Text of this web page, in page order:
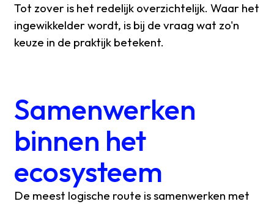
Tot zover is het redelijk overzichtelijk. Waar het
ingewikkelder wordt, is bij de vraag wat zo'n
keuze in de praktijk betekent.
Samenwerken
binnen het
ecosysteem
De meest logische route is samenwerken met